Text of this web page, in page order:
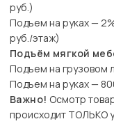
руб.)
Подъем на руках —
руб./этаж)
Подъём мягкой
Подъем на грузовом
Подъем на руках —
Важно! Осмотр
происходит ТОЛЬКО